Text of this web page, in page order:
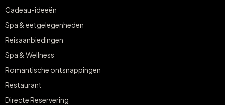
Cadeau-ideeën
Spa & eetgelegenheden
Reisaanbiedingen
Spa & Wellness
Romantische ontsnappingen
Restaurant
Directe Reservering